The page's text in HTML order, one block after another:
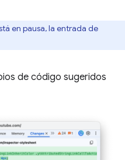
en pausa, la entrada de
de código sugeridos